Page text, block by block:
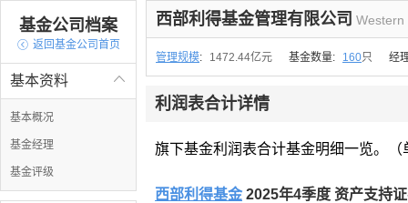
易方达上证中盘ETF联
基金公司档案
 返回基金公司首页

基本资料
基本概况
基金经理
基金评级
西部利得基金管理有限公司 Western
管理规模: 1472.44亿元 基金数量: 160只 经
利润表合计详情
旗下基金利润表合计基金明细一览。（
西部利得基金 2025年4季度 资产支持